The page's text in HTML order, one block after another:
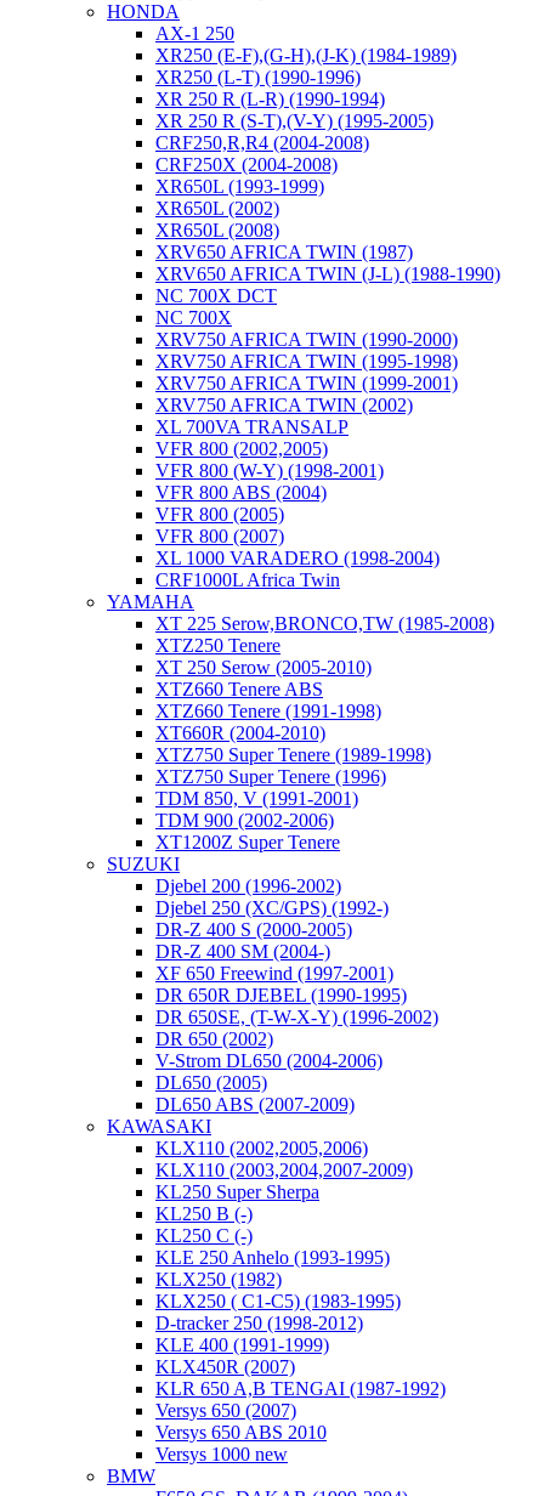
HONDA
AX-1 250
XR250 (E-F),(G-H),(J-K) (1984-1989)
XR250 (L-T) (1990-1996)
XR 250 R (L-R) (1990-1994)
XR 250 R (S-T),(V-Y) (1995-2005)
CRF250,R,R4 (2004-2008)
CRF250X (2004-2008)
XR650L (1993-1999)
XR650L (2002)
XR650L (2008)
XRV650 AFRICA TWIN (1987)
XRV650 AFRICA TWIN (J-L) (1988-1990)
NC 700X DCT
NC 700X
XRV750 AFRICA TWIN (1990-2000)
XRV750 AFRICA TWIN (1995-1998)
XRV750 AFRICA TWIN (1999-2001)
XRV750 AFRICA TWIN (2002)
XL 700VA TRANSALP
VFR 800 (2002,2005)
VFR 800 (W-Y) (1998-2001)
VFR 800 ABS (2004)
VFR 800 (2005)
VFR 800 (2007)
XL 1000 VARADERO (1998-2004)
CRF1000L Africa Twin
YAMAHA
XT 225 Serow,BRONCO,TW (1985-2008)
XTZ250 Tenere
XT 250 Serow (2005-2010)
XTZ660 Tenere ABS
XTZ660 Tenere (1991-1998)
XT660R (2004-2010)
XTZ750 Super Tenere (1989-1998)
XTZ750 Super Tenere (1996)
TDM 850, V (1991-2001)
TDM 900 (2002-2006)
XT1200Z Super Tenere
SUZUKI
Djebel 200 (1996-2002)
Djebel 250 (XC/GPS) (1992-)
DR-Z 400 S (2000-2005)
DR-Z 400 SM (2004-)
XF 650 Freewind (1997-2001)
DR 650R DJEBEL (1990-1995)
DR 650SE, (T-W-X-Y) (1996-2002)
DR 650 (2002)
V-Strom DL650 (2004-2006)
DL650 (2005)
DL650 ABS (2007-2009)
KAWASAKI
KLX110 (2002,2005,2006)
KLX110 (2003,2004,2007-2009)
KL250 Super Sherpa
KL250 B (-)
KL250 C (-)
KLE 250 Anhelo (1993-1995)
KLX250 (1982)
KLX250 ( C1-C5) (1983-1995)
D-tracker 250 (1998-2012)
KLE 400 (1991-1999)
KLX450R (2007)
KLR 650 A,B TENGAI (1987-1992)
Versys 650 (2007)
Versys 650 ABS 2010
Versys 1000 new
BMW